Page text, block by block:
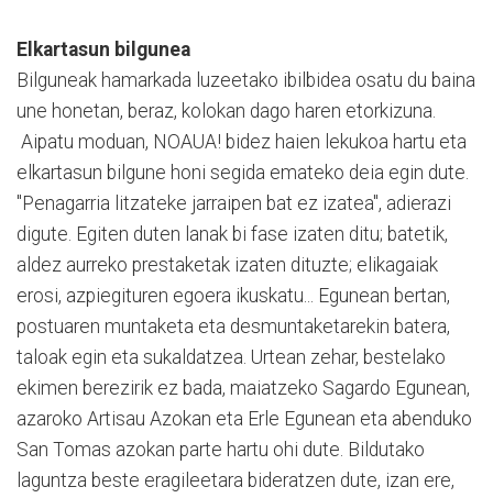
Elkartasun bilgunea
Bilguneak hamarkada luzeetako ibilbidea osatu du baina
une honetan, beraz, kolokan dago haren etorkizuna.
Aipatu moduan, NOAUA! bidez haien lekukoa hartu eta
elkartasun bilgune honi segida emateko deia egin dute.
"Penagarria litzateke jarraipen bat ez izatea", adierazi
digute. Egiten duten lanak bi fase izaten ditu; batetik,
aldez aurreko prestaketak izaten dituzte; elikagaiak
erosi, azpiegituren egoera ikuskatu... Egunean bertan,
postuaren muntaketa eta desmuntaketarekin batera,
taloak egin eta sukaldatzea. Urtean zehar, bestelako
ekimen berezirik ez bada, maiatzeko Sagardo Egunean,
azaroko Artisau Azokan eta Erle Egunean eta abenduko
San Tomas azokan parte hartu ohi dute. Bildutako
laguntza beste eragileetara bideratzen dute, izan ere,